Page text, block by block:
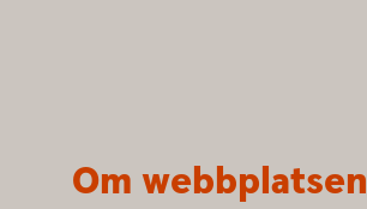
Om webbplatsen